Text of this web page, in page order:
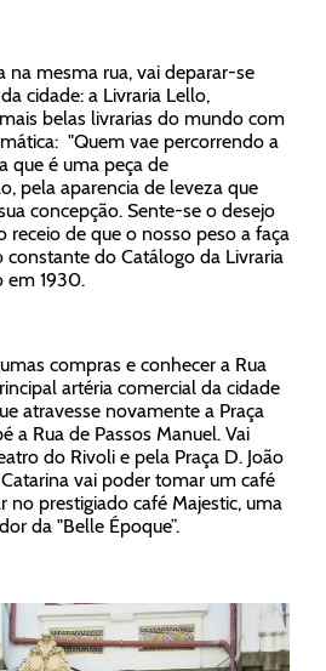
na mesma rua, vai deparar-se
cidade: a Livraria Lello,
belas livrarias do mundo com
"Quem vae percorrendo a
que é uma peça de
pela aparencia de leveza que
concepção. Sente-se o desejo
receio de que o nosso peso a faça
constante do Catálogo da Livraria
em 1930.
compras e conhecer a Rua
artéria comercial da cidade
atravesse novamente a Praça
a Rua de Passos Manuel. Vai
do Rivoli e pela Praça D. João
vai poder tomar um café
no prestigiado café Majestic, uma
da "Belle Époque”.